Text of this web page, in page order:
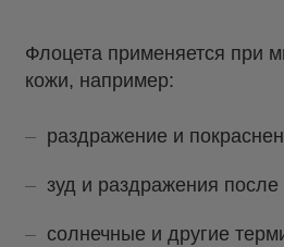
Флоцета применяется при
кожи, например:
раздражение и
зуд и раздражения
солнечные и другие